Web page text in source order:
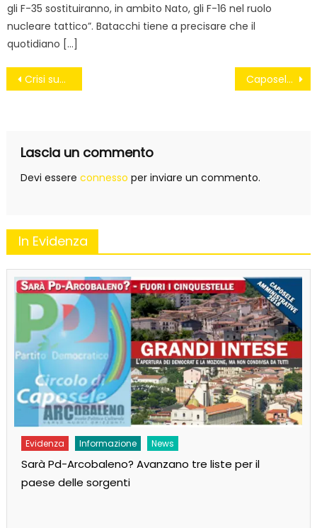
gli F-35 sostituiranno, in ambito Nato, gli F-16 nel ruolo
nucleare tattico”. Batacchi tiene a precisare che il
quotidiano […]
Navigazione
Crisi superata a Caposele Caposele- Passa il bilancio, Melillo: “Cifrodelli si dimetta”
Lascia un commento
Devi essere connesso per inviare un commento.
In Evidenza
Evidenza Informazione News
Sarà Pd-Arcobaleno? Avanzano tre liste per il
paese delle sorgenti